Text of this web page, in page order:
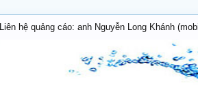
Liên hệ quảng cáo: anh Nguyễn Long Khánh